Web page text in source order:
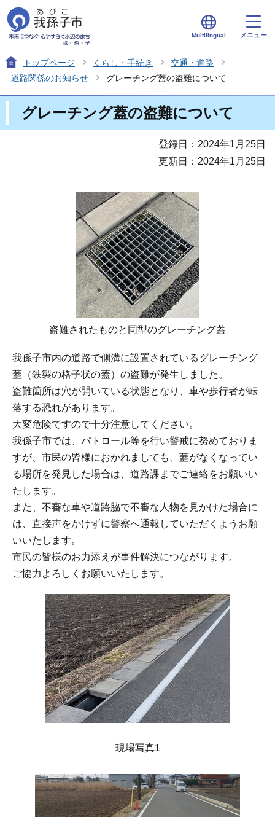
Multilingual メニュー
トップページ くらし・手続き
交通・道路
道路関係のお知らせ
グレーチング蓋の盗難について
グレーチング蓋の盗難について
登録日：2024年1月25日
更新日：2024年1月25日
盗難されたものと同型のグレーチング蓋
我孫子市内の道路で側溝に設置されているグレーチング
蓋（鉄製の格子状の蓋）の盗難が発生しました。
盗難箇所は穴が開いている状態となり、車や歩行者が転
落する恐れがあります。
大変危険ですので十分注意してください。
我孫子市では、パトロール等を行い警戒に努めておりま
すが、市民の皆様におかれましても、蓋がなくなってい
る場所を発見した場合は、道路課までご連絡をお願いい
たします。
また、不審な車や道路脇で不審な人物を見かけた場合に
は、直接声をかけずに警察へ通報していただくようお願
いいたします。
市民の皆様のお力添えが事件解決につながります。
ご協力よろしくお願いいたします。
現場写真1